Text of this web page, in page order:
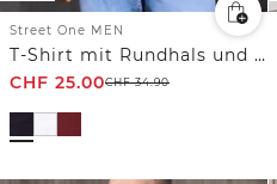
Street One MEN
T-Shirt mit Rundhals und Chestprint
CHF 25.00CHF34.90